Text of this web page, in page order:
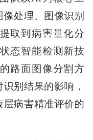
处理、图像识别
取到病害量化分
态智能检测新技
路面图像分割方
别结果的影响，
病害精准评价的